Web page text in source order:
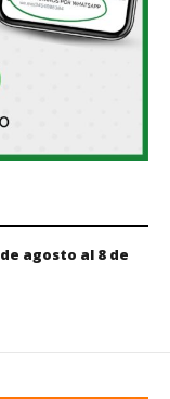
agosto al 8 de